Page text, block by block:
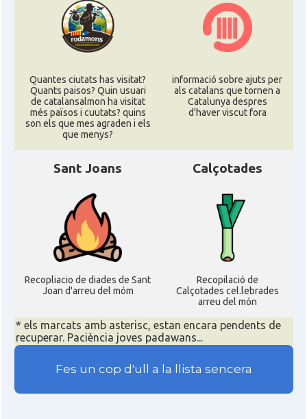
Quantes ciutats has visitat?
Quants paisos? Quin usuari
de catalansalmon ha visitat
més països i cuutats? quins
son els que mes agraden i els
que menys?
informació sobre ajuts per
als catalans que tornen a
Catalunya despres
d'haver viscut fora
Sant Joans
Recopliacio de diades de Sant
Joan d'arreu del móm
Calçotades
Recopilació de
Calçotades cel.lebrades
arreu del món
* els marcats amb asterisc, estan encara pendents de
recuperar. Paciència joves padawans...
Fes un cop d'ull a la llista sencera